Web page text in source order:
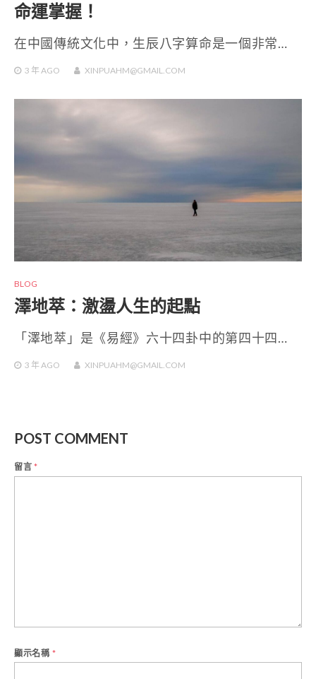
命運掌握！
在中國傳統文化中，生辰八字算命是一個非常…
3 年AGO XINPUAHM@GMAIL.COM
BLOG
澤地萃：激盪人生的起點
「澤地萃」是《易經》六十四卦中的第四十四…
3 年AGO XINPUAHM@GMAIL.COM
POST COMMENT
留言*
顯示名稱 *